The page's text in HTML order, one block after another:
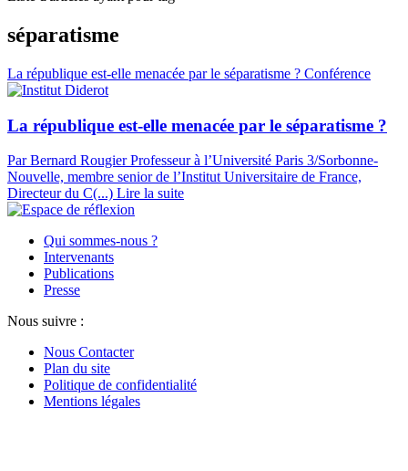
séparatisme
La république est-elle menacée par le séparatisme ? Conférence
La république est-elle menacée par le séparatisme ?
Par Bernard RougierProfesseur à l’Université Paris 3/Sorbonne-
Nouvelle, membre senior de l’Institut Universitaire de France,
Directeur du C(...) Lire la suite
Qui sommes-nous ?
Intervenants
Publications
Presse
Nous suivre :
Nous Contacter
Plan du site
Politique de confidentialité
Mentions légales